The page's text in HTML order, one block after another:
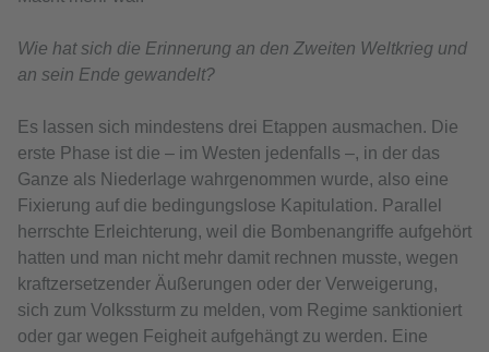
Wie hat sich die Erinnerung an den Zweiten Weltkrieg und
an sein Ende gewandelt?
Es lassen sich mindestens drei Etappen ausmachen. Die
erste Phase ist die – im Westen jedenfalls –, in der das
Ganze als Niederlage wahrgenommen wurde, also eine
Fixierung auf die bedingungslose Kapitulation. Parallel
herrschte Erleichterung, weil die Bombenangriffe aufgehört
hatten und man nicht mehr damit rechnen musste, wegen
kraftzersetzender Äußerungen oder der Verweigerung,
sich zum Volkssturm zu melden, vom Regime sanktioniert
oder gar wegen Feigheit aufgehängt zu werden. Eine